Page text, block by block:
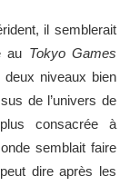
il semblerait
au Tokyo Games
niveaux bien
de l’univers de
consacrée à
semblait faire
dire après les